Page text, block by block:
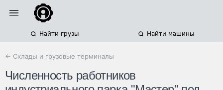
Найти грузы Найти машины
← Склады и грузовые терминалы
Численность работников